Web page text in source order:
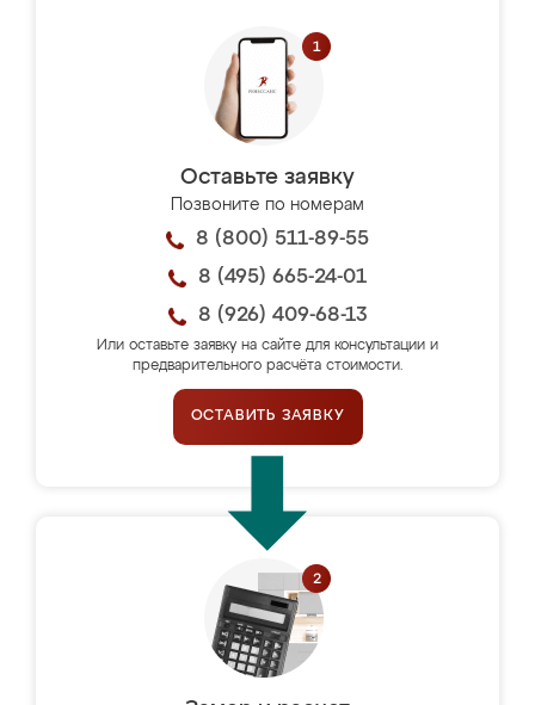
Оставьте заявку
Позвоните по номерам
8 (800) 511-89-55
8 (495) 665-24-01
8 (926) 409-68-13
Или оставьте заявку на сайте для консультации и
предварительного расчёта стоимости.
ОСТАВИТЬ ЗАЯВКУ